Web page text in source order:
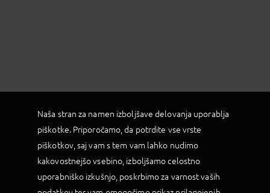
Naša stran za namen izboljšave delovanja uporablja
piškotke. Priporočamo, da potrdite vse vrste
piškotkov, saj vam s tem vam lahko nudimo
kakovostnejšo vsebino, izboljšamo celostno
uporabniško izkušnjo, poskrbimo za varnost vaših